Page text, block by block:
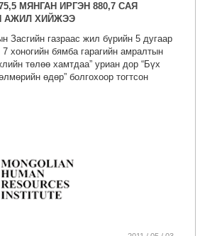
МЯНГАН ИРГЭН 880,7 САЯ
АЖИЛ ХИЙЖЭЭ
Засгийн газраас жил бүрийн 5 дугаар
хоногийн бямба гарагийн амралтын
төлөө хамтдаа” уриан дор “Бүх
өдөр” болгохоор тогтсон